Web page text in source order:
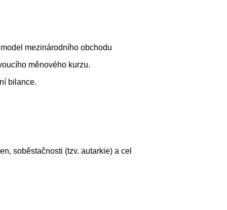
mezinárodního obchodu
měnového kurzu.
bilance.
soběstačnosti (tzv. autarkie) a cel